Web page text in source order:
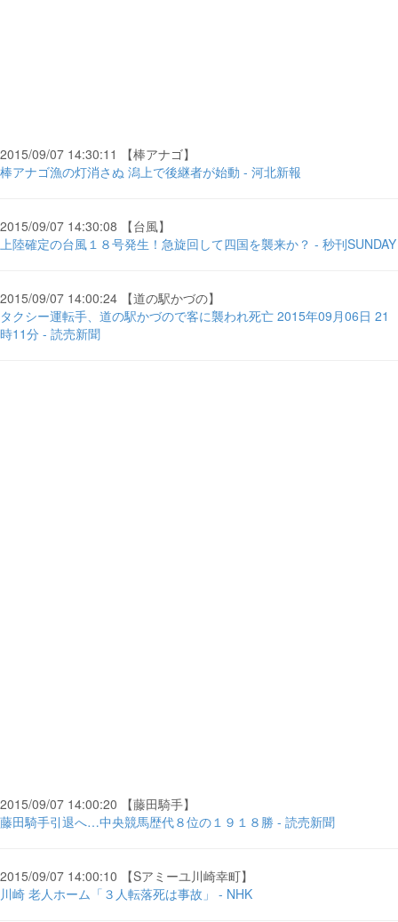
2015/09/07 14:30:11 【棒アナゴ】
棒アナゴ漁の灯消さぬ 潟上で後継者が始動 - 河北新報
2015/09/07 14:30:08 【台風】
上陸確定の台風１８号発生！急旋回して四国を襲来か？ - 秒刊SUNDAY
2015/09/07 14:00:24 【道の駅かづの】
タクシー運転手、道の駅かづので客に襲われ死亡 2015年09月06日 21
時11分 - 読売新聞
2015/09/07 14:00:20 【藤田騎手】
藤田騎手引退へ…中央競馬歴代８位の１９１８勝 - 読売新聞
2015/09/07 14:00:10 【Sアミーユ川崎幸町】
川崎 老人ホーム「３人転落死は事故」 - NHK